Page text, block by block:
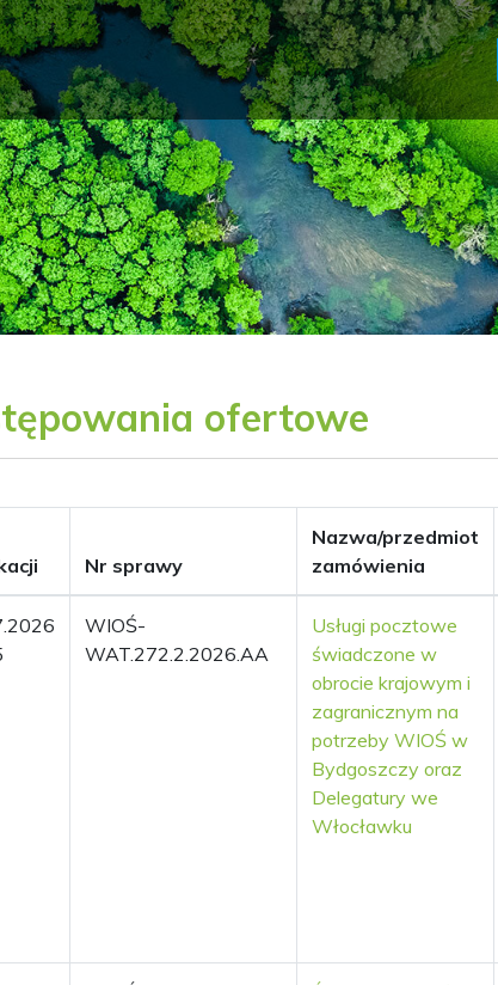
ofertowe
Nr sprawy
Nazwa/przedmiot
zamówienia
WIOŚ-
WAT.272.2.2026.AA
Usługi pocztowe
świadczone w
obrocie krajowym i
zagranicznym na
potrzeby WIOŚ w
Bydgoszczy oraz
Delegatury we
Włocławku